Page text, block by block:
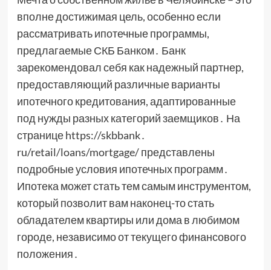
вполне достижимая цель, особенно если
рассматривать ипотечные программы,
предлагаемые СКБ Банком․ Банк
зарекомендовал себя как надежный партнер,
предоставляющий различные варианты
ипотечного кредитования, адаптированные
под нужды разных категорий заемщиков․ На
странице https://skbbank․
ru/retail/loans/mortgage/ представлены
подробные условия ипотечных программ․
Ипотека может стать тем самым инструментом,
который позволит вам наконец-то стать
обладателем квартиры или дома в любимом
городе, независимо от текущего финансового
положения․